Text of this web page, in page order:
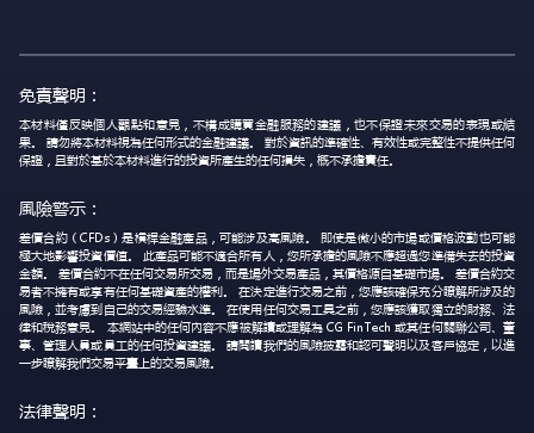
免責聲明：
本材料僅反映個人觀點和意見，不構成購買金融服務的建議，也不保證未來交易的表現或結
果。 請勿將本材料視為任何形式的金融建議。 對於資訊的準確性、有效性或完整性不提供任何
保證，且對於基於本材料進行的投資所產生的任何損失，概不承擔責任。
風險警示：
差價合約（CFDs）是槓桿金融產品，可能涉及高風險。 即使是微小的市場或價格波動也可能
極大地影響投資價值。 此產品可能不適合所有人，您所承擔的風險不應超過您準備失去的投資
金額。 差價合約不在任何交易所交易，而是場外交易產品，其價格源自基礎市場。 差價合約交
易者不擁有或享有任何基礎資產的權利。 在決定進行交易之前，您應該確保充分瞭解所涉及的
風險，並考慮到自己的交易經驗水準。 在使用任何交易工具之前，您應該獲取獨立的財務、法
律和稅務意見。 本網站中的任何內容不應被解讀或理解為 CG FinTech 或其任何關聯公司、董
事、管理人員或員工的任何投資建議。 請閱讀我們的風險披露和認可聲明以及客戶協定，以進
一步瞭解我們交易平臺上的交易風險。
法律聲明：